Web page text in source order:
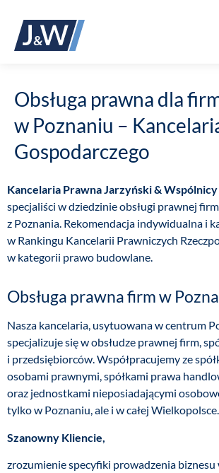
Obsługa prawna dla
w Poznaniu –
Gospodarczego
Kancelaria Prawna Jarzyński &
specjaliści w dziedzinie obsługi prawnej
z Poznania. Rekomendacja indywidualna i
w Rankingu Kancelarii Prawniczych
w kategorii prawo budowlane.
Obsługa prawna firm w
Nasza kancelaria, usytuowana w centrum
specjalizuje się w obsłudze prawnej firm,
i przedsiębiorców. Współpracujemy ze
osobami prawnymi, spółkami prawa
oraz jednostkami nieposiadającymi
tylko w Poznaniu, ale i w całej Wielkopolsce.
Szanowny Kliencie,
zrozumienie specyfiki prowadzenia biznesu